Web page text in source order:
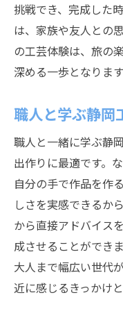
挑戦でき、完成した
は、家族や友人との
の工芸体験は、旅の
深める一歩となります
職人と学ぶ静岡
職人と一緒に学ぶ静
出作りに最適です。
自分の手で作品を作
しさを実感できるか
から直接アドバイス
成させることができ
大人まで幅広い世代
近に感じるきっかけ